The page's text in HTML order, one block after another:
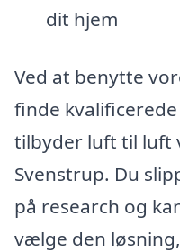
dit hjem
Ved at benytte
finde
tilbyder luft til luft
Svenstrup. Du
på research og
vælge den